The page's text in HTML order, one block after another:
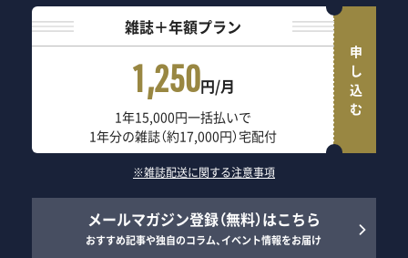
雑誌＋年額プラン
1,250円/月
1年15,000円一括払いで
1年分の雑誌（約17,000円）宅配付
申し込む
※雑誌配送に関する注意事項
メールマガジン登録（無料）はこちら
おすすめ記事や独自のコラム、イベント情報をお届け